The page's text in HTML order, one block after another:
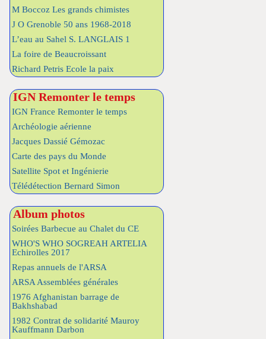
M Boccoz Les grands chimistes
J O Grenoble 50 ans 1968-2018
L’eau au Sahel S. LANGLAIS 1
La foire de Beaucroissant
Richard Petris Ecole la paix
IGN Remonter le temps
IGN France Remonter le temps
Archéologie aérienne
Jacques Dassié Gémozac
Carte des pays du Monde
Satellite Spot et Ingénierie
Télédétection Bernard Simon
Album photos
Soirées Barbecue au Chalet du CE
WHO'S WHO SOGREAH ARTELIA
Echirolles 2017
Repas annuels de l'ARSA
ARSA Assemblées générales
1976 Afghanistan barrage de
Bakhshabad
1982 Contrat de solidarité Mauroy
Kauffmann Darbon